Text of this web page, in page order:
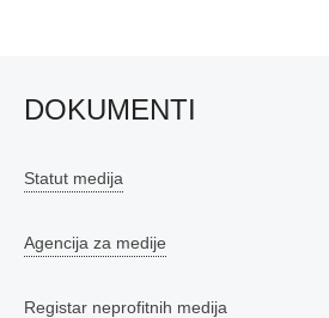
DOKUMENTI
Statut medija
Agencija za medije
Registar neprofitnih medija